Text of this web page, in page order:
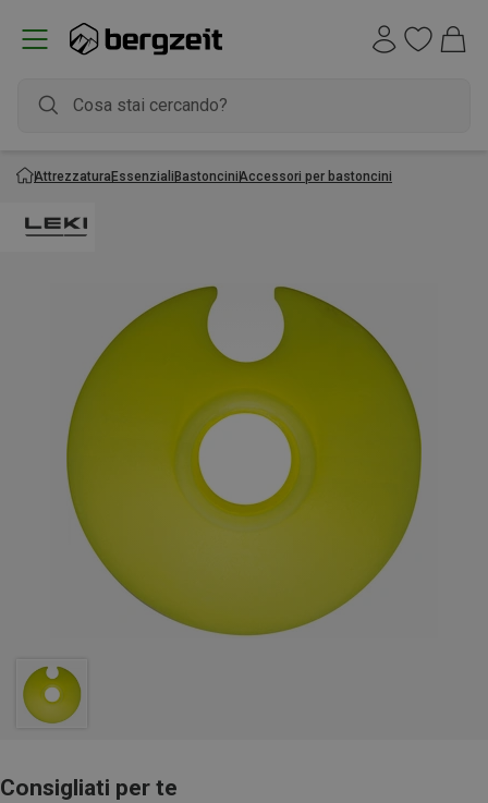
AttrezzaturaEssenzialiBastonciniAccessori per bastoncini
Consigliati per te